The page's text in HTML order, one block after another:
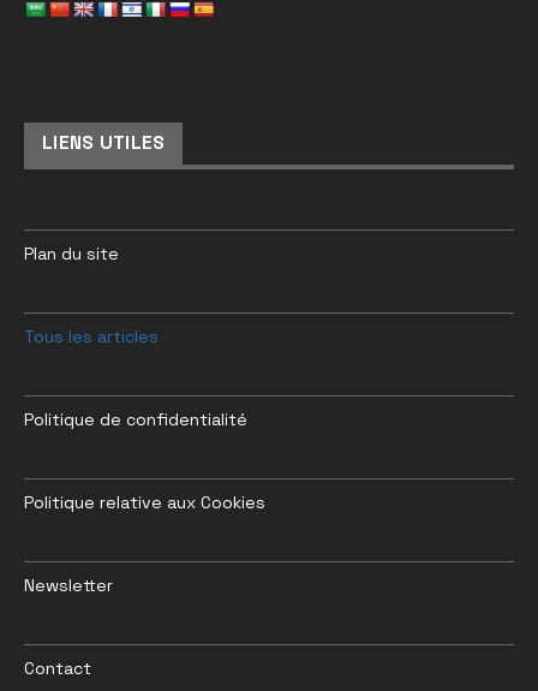
LIENS UTILES
Plan du site
Tous les articles
Politique de confidentialité
Politique relative aux Cookies
Newsletter
Contact